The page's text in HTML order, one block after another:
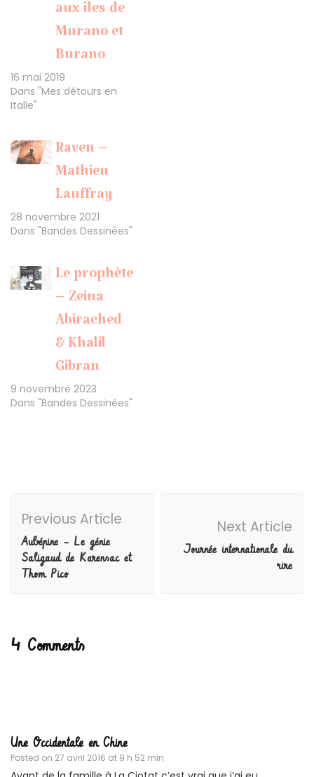
aux îles de
Murano et
Burano
16 mai 2019
Dans "Mes détours en
Italie"
Raven –
Mathieu
Lauffray
28 novembre 2021
Dans "Bandes Dessinées"
Le prophète
– Zeina
Abirached
& Khalil
Gibran
9 novembre 2023
Dans "Bandes Dessinées"
Navigation
Previous Article
Aubépine – Le génie
Saligaud de Karensac et
Thom Pico
Next Article
Journée internationale du
rire
4 Comments
Une Occidentale en Chine
Posted on 27 avril 2016 at 9 h 52 min